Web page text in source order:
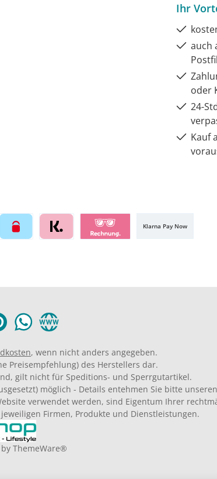
Ihr
auch
oder
24-
Kauf
Klarna Pay Now
, wenn nicht anders angegeben.
Preisempfehlung) des Herstellers dar.
gilt nicht für Speditions- und Sperrgutartikel.
möglich - Details entehmen Sie bitte unseren
verwendet werden, sind Eigentum Ihrer
Firmen, Produkte und Dienstleistungen.
ThemeWare®